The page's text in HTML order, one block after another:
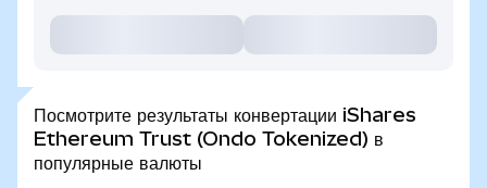
Посмотрите результаты конвертации iShares
Ethereum Trust (Ondo Tokenized) в
популярные валюты